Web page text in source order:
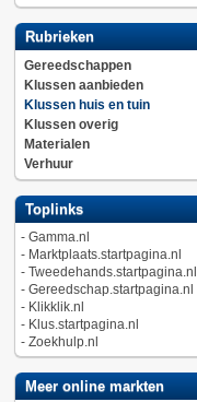
Rubrieken
Gereedschappen
Klussen aanbieden
Klussen huis en tuin
Klussen overig
Materialen
Verhuur
Toplinks
- Gamma.nl
- Marktplaats.startpagina.nl
- Tweedehands.startpagina.nl
- Gereedschap.startpagina.nl
- Klikklik.nl
- Klus.startpagina.nl
- Zoekhulp.nl
Meer online markten